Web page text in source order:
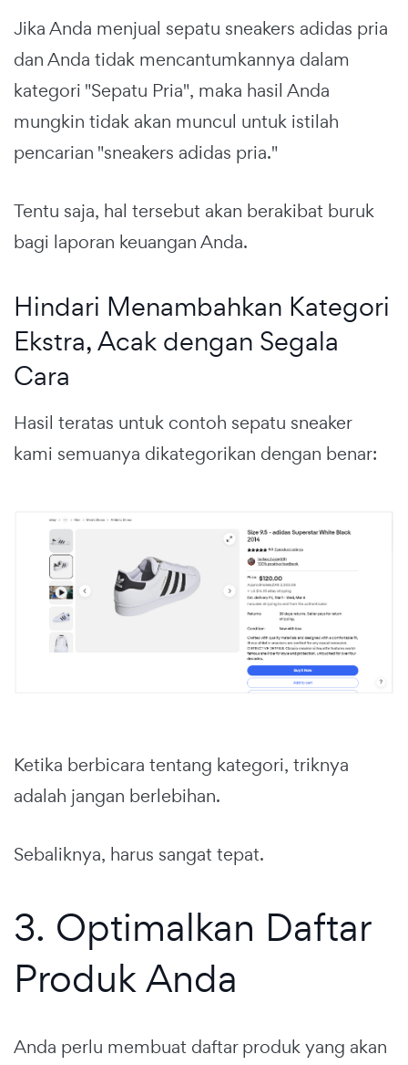
Jika Anda menjual sepatu sneakers adidas pria
dan Anda tidak mencantumkannya dalam
kategori "Sepatu Pria", maka hasil Anda
mungkin tidak akan muncul untuk istilah
pencarian "sneakers adidas pria."
Tentu saja, hal tersebut akan berakibat buruk
bagi laporan keuangan Anda.
Hindari Menambahkan Kategori
Ekstra, Acak dengan Segala
Cara
Hasil teratas untuk contoh sepatu sneaker
kami semuanya dikategorikan dengan benar:
Ketika berbicara tentang kategori, triknya
adalah jangan berlebihan.
Sebaliknya, harus sangat tepat.
3. Optimalkan Daftar
Produk Anda
Anda perlu membuat daftar produk yang akan